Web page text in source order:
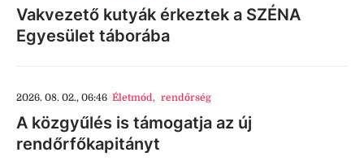
Vakvezető kutyák érkeztek a SZÉNA
Egyesület táborába
2026. 08. 02., 06:46 Életmód, rendőrség
A közgyűlés is támogatja az új
rendőrfőkapitányt